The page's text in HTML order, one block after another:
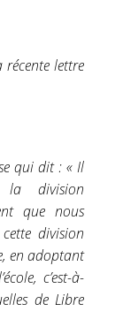
lettre
qui dit : « Il
la division
que nous
division
en adoptant
c’est-à-
de Libre